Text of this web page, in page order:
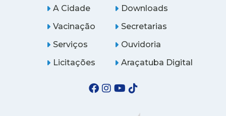
A Cidade
Downloads
Vacinação
Serviços
Licitações
Secretarias
Ouvidoria
Araçatuba Digital